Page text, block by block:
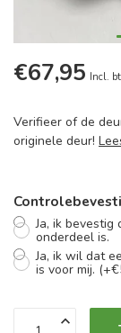
€67,95 Incl.
Verifieer of de
originele deur!
Ja, ik
onderdeel is.
Ja, ik wil dat
is voor mij.